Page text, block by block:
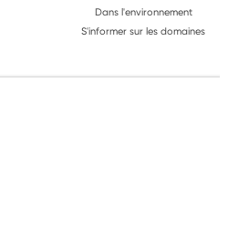
Dans l'environnement
S'informer sur les domaines